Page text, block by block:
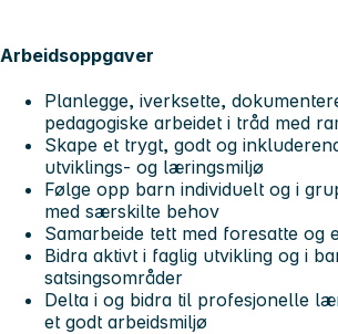
Arbeidsoppgaver
Planlegge, iverksette,
pedagogiske arbeidet i tråd med
Skape et trygt, godt og
utviklings- og læringsmiljø
Følge opp barn individuelt og i
med særskilte behov
Samarbeide tett med foresatte og
Bidra aktivt i faglig utvikling og i
satsingsområder
Delta i og bidra til profesjonelle
et godt arbeidsmiljø